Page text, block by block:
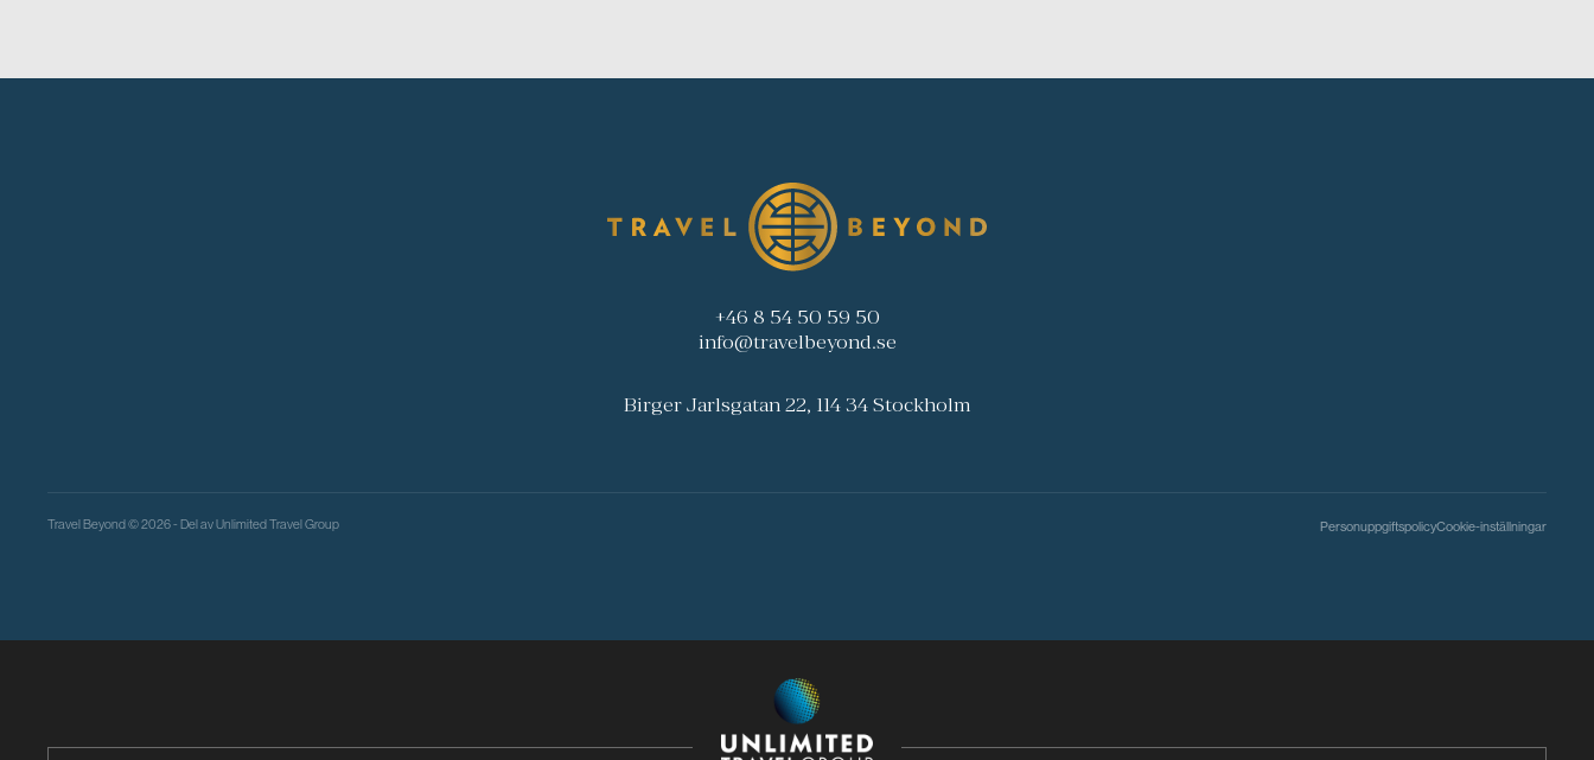
+46 8 54 50 59 50
info@travelbeyond.se
Birger Jarlsgatan 22, 114 34 Stockholm
Travel Beyond © 2026 - Del avUnlimited Travel Group PersonuppgiftspolicyCookie-inställningar